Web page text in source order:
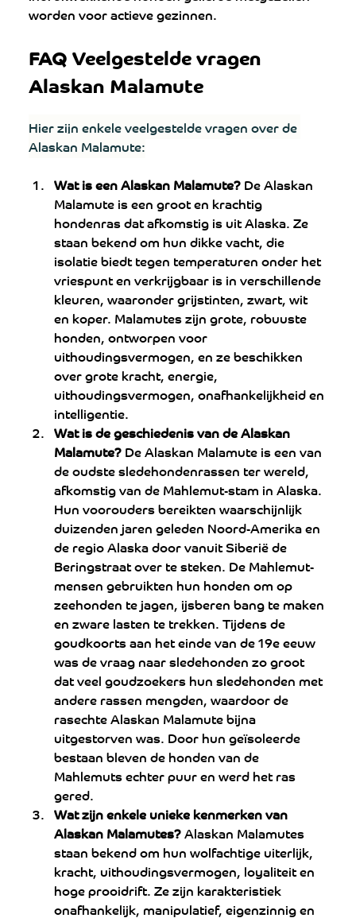
worden voor actieve gezinnen.
FAQ Veelgestelde vragen
Alaskan Malamute
Hier zijn enkele veelgestelde vragen over de
Alaskan Malamute:
Wat is een Alaskan Malamute? De Alaskan
Malamute is een groot en krachtig
hondenras dat afkomstig is uit Alaska. Ze
staan ​​bekend om hun dikke vacht, die
isolatie biedt tegen temperaturen onder het
vriespunt en verkrijgbaar is in verschillende
kleuren, waaronder grijstinten, zwart, wit
en koper. Malamutes zijn grote, robuuste
honden, ontworpen voor
uithoudingsvermogen, en ze beschikken
over grote kracht, energie,
uithoudingsvermogen, onafhankelijkheid en
intelligentie.
Wat is de geschiedenis van de Alaskan
Malamute? De Alaskan Malamute is een van
de oudste sledehondenrassen ter wereld,
afkomstig van de Mahlemut-stam in Alaska.
Hun voorouders bereikten waarschijnlijk
duizenden jaren geleden Noord-Amerika en
de regio Alaska door vanuit Siberië de
Beringstraat over te steken. De Mahlemut-
mensen gebruikten hun honden om op
zeehonden te jagen, ijsberen bang te maken
en zware lasten te trekken. Tijdens de
goudkoorts aan het einde van de 19e eeuw
was de vraag naar sledehonden zo groot
dat veel goudzoekers hun sledehonden met
andere rassen mengden, waardoor de
rasechte Alaskan Malamute bijna
uitgestorven was. Door hun geïsoleerde
bestaan ​​bleven de honden van de
Mahlemuts echter puur en werd het ras
gered.
Wat zijn enkele unieke kenmerken van
Alaskan Malamutes? Alaskan Malamutes
staan ​​bekend om hun wolfachtige uiterlijk,
kracht, uithoudingsvermogen, loyaliteit en
hoge prooidrift. Ze zijn karakteristiek
onafhankelijk, manipulatief, eigenzinnig en